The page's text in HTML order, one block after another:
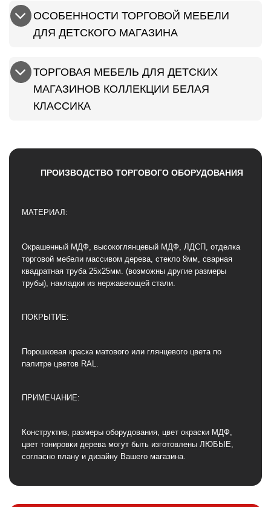
ОСОБЕННОСТИ ТОРГОВОЙ МЕБЕЛИ
ДЛЯ ДЕТСКОГО МАГАЗИНА
ТОРГОВАЯ МЕБЕЛЬ ДЛЯ ДЕТСКИХ
МАГАЗИНОВ КОЛЛЕКЦИИ БЕЛАЯ
КЛАССИКА
ПРОИЗВОДСТВО ТОРГОВОГО ОБОРУДОВАНИЯ
МАТЕРИАЛ:
Окрашенный МДФ, высокоглянцевый МДФ, ЛДСП, отделка
торговой мебели массивом дерева, стекло 8мм, сварная
квадратная труба 25х25мм. (возможны другие размеры
трубы), накладки из нержавеющей стали.
ПОКРЫТИЕ:
Порошковая краска матового или глянцевого цвета по
палитре цветов RAL.
ПРИМЕЧАНИЕ:
Конструктив, размеры оборудования, цвет окраски МДФ,
цвет тонировки дерева могут быть изготовлены ЛЮБЫЕ,
согласно плану и дизайну Вашего магазина.